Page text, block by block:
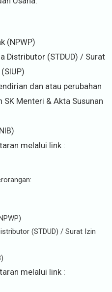
(NPWP)
Distributor (STDUD) / Surat
dan atau perubahan
Menteri & Akta Susunan
melalui link :
(STDUD) / Surat Izin
melalui link :